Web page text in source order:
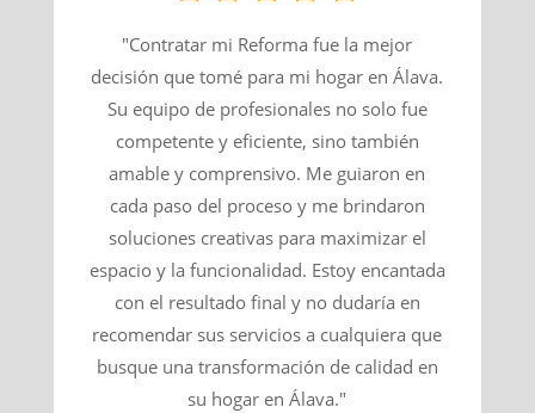
"Contratar mi Reforma fue la mejor
decisión que tomé para mi hogar en Álava.
Su equipo de profesionales no solo fue
competente y eficiente, sino también
amable y comprensivo. Me guiaron en
cada paso del proceso y me brindaron
soluciones creativas para maximizar el
espacio y la funcionalidad. Estoy encantada
con el resultado final y no dudaría en
recomendar sus servicios a cualquiera que
busque una transformación de calidad en
su hogar en Álava."